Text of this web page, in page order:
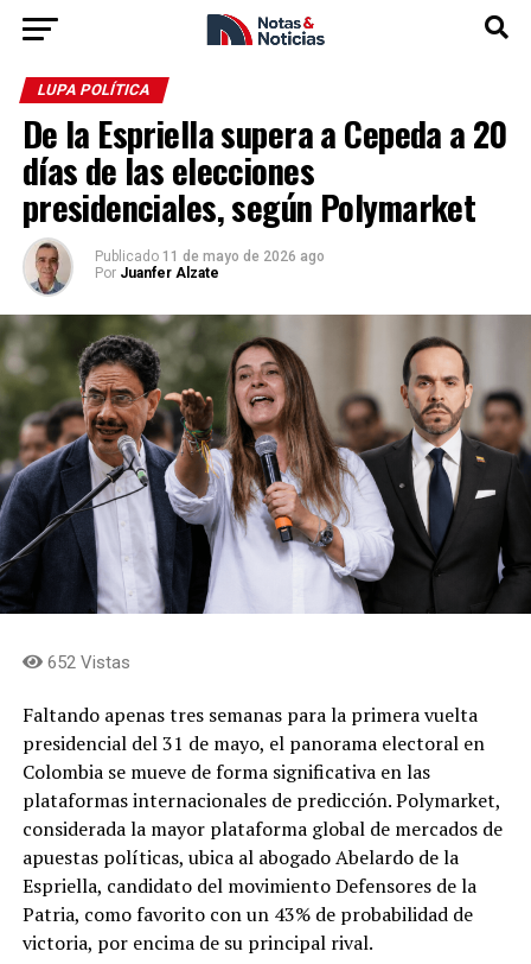
LUPA POLÍTICA
De la Espriella supera a Cepeda a 20
días de las elecciones
presidenciales, según Polymarket
Publicado 11 de mayo de 2026 ago
Por Juanfer Alzate
652 Vistas
Faltando apenas tres semanas para la primera vuelta
presidencial del 31 de mayo, el panorama electoral en
Colombia se mueve de forma significativa en las
plataformas internacionales de predicción. Polymarket,
considerada la mayor plataforma global de mercados de
apuestas políticas, ubica al abogado Abelardo de la
Espriella, candidato del movimiento Defensores de la
Patria, como favorito con un 43% de probabilidad de
victoria, por encima de su principal rival.